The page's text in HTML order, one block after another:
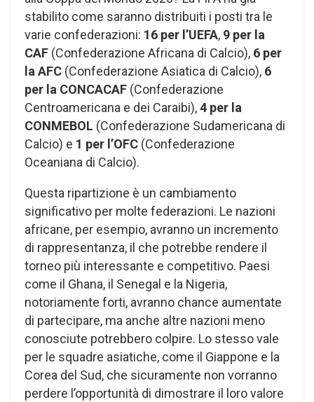
stabilito come saranno distribuiti i posti tra le
varie confederazioni: 16 per l’UEFA, 9 per la
CAF (Confederazione Africana di Calcio), 6 per
la AFC (Confederazione Asiatica di Calcio), 6
per la CONCACAF (Confederazione
Centroamericana e dei Caraibi),4 per la
CONMEBOL (Confederazione Sudamericana di
Calcio) e 1 per l’OFC (Confederazione
Oceaniana di Calcio).
Questa ripartizione è un cambiamento
significativo per molte federazioni. Le nazioni
africane, per esempio, avranno un incremento
di rappresentanza, il che potrebbe rendere il
torneo più interessante e competitivo. Paesi
come il Ghana, il Senegal e la Nigeria,
notoriamente forti, avranno chance aumentate
di partecipare, ma anche altre nazioni meno
conosciute potrebbero colpire. Lo stesso vale
per le squadre asiatiche, come il Giappone e la
Corea del Sud, che sicuramente non vorranno
perdere l’opportunità di dimostrare il loro valore